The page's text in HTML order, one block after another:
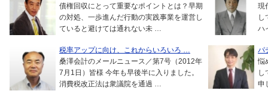
債権回収にとって重要なポイントとは？早期
の対処、一歩進んだ行動の実践事業を運営し
ていると避けては通れない未 …
現
し
ハ
税率アップに向け、これからいろいろ …
桑澤会計のメールニュース／第7号（2012年
7月1日）皆様 今年も早後半に入りました。
消費税改正法は衆議院を通過 …
パ
悩
し
申